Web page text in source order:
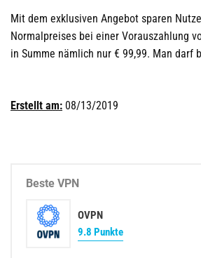
Mit dem exklusiven Angebot sparen
Normalpreises bei einer Vorauszahlung
in Summe nämlich nur € 99,99. Man darf
Erstellt am: 08/13/2019
Beste VPN
OVPN
9.8 Punkte